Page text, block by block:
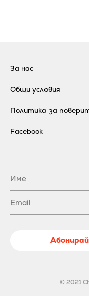
За нас
Общи условия
Политика за
Facebook
© 2021